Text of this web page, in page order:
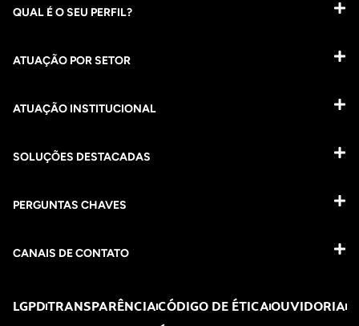
QUAL É O SEU PERFIL?
ATUAÇÃO POR SETOR
ATUAÇÃO INSTITUCIONAL
SOLUÇÕES DESTACADAS
PERGUNTAS CHAVES​
CANAIS DE CONTATO
LGPDTRANSPARÊNCIACÓDIGO DE ÉTICAOUVIDORIA